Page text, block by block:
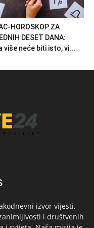
HOROSKOP ZA
DESET DANA:
više neće biti isto, vi...
izvor vijesti,
i društvenih